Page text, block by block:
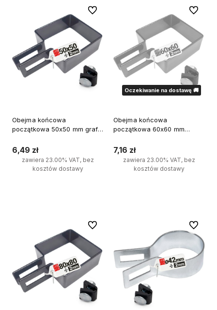
Obejma końcowa
początkowa 50x50 mm grafit
6,49 zł
zawiera 23.00% VAT, bez
kosztów dostawy
Do ulubionych
Oczekiwanie na dostawę 🚚
Obejma końcowa
początkowa 60x60 mm
7,16 zł
zawiera 23.00% VAT, bez
kosztów dostawy
Do
Do ulubionych Do